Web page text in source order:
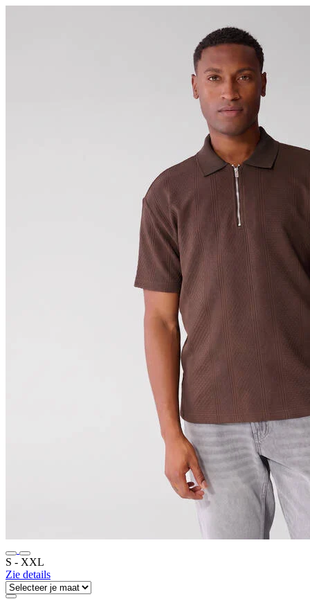
S ‐ XXL
Zie details